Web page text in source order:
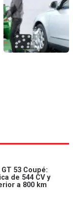
53 Coupé:
de 544 CV y
a 800 km